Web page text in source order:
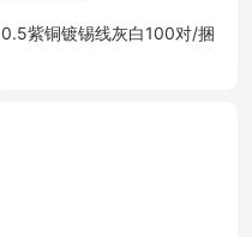
0.5紫铜镀锡线灰白100对/捆